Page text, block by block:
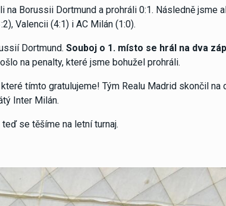
Borussii Dortmund a prohráli 0:1. Následně jsme
Valencii (4:1) i AC Milán (1:0).
Dortmund. Souboj o 1. místo se hrál na dva
na penalty, které jsme bohužel prohráli.
tímto gratulujeme! Tým Realu Madrid skončil na
Inter Milán.
se těšíme na letní turnaj.